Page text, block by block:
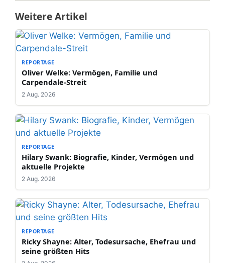
Weitere Artikel
REPORTAGE
Oliver Welke: Vermögen, Familie und
Carpendale-Streit
2 Aug. 2026
REPORTAGE
Hilary Swank: Biografie, Kinder, Vermögen und
aktuelle Projekte
2 Aug. 2026
REPORTAGE
Ricky Shayne: Alter, Todesursache, Ehefrau und
seine größten Hits